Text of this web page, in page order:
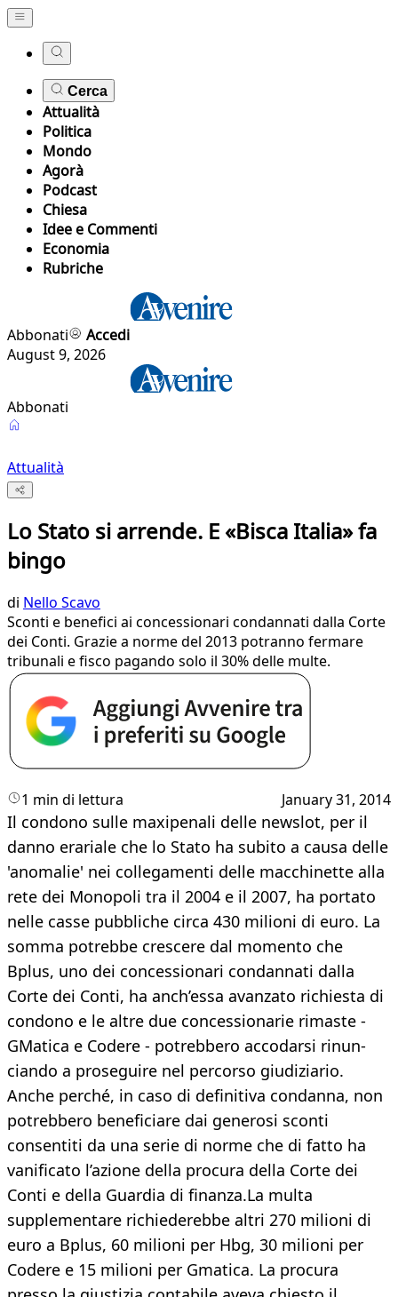
Cerca
Attualità
Politica
Mondo
Agorà
Podcast
Chiesa
Idee e Commenti
Economia
Rubriche
Abbonati
Accedi
August 9, 2026
Abbonati
Attualità
Lo Stato si arrende. E «Bisca Italia» fa
bingo
di Nello Scavo
Sconti e benefici ai concessionari condannati dalla Corte
dei Conti. Grazie a norme del 2013 potranno fermare
tribunali e fisco pagando solo il 30% delle multe.
1 min di lettura January 31, 2014
Il condono sulle maxipenali delle new­slot, per il
danno erariale che lo Stato ha subito a causa delle
'anomalie' nei col­legamenti delle macchinette alla
rete dei Monopoli tra il 2004 e il 2007, ha portato
nelle casse pubbliche circa 430 milioni di euro. La
somma potrebbe crescere dal mo­mento che
Bplus, uno dei concessionari condannati dalla
Corte dei Conti, ha an­ch’essa avanzato richiesta di
condono e le altre due concessionarie rimaste -
GMatica e Codere - potrebbero accodarsi rinun­
ciando a proseguire nel percorso giudizia­rio.
Anche perché, in caso di definitiva con­danna, non
potrebbero beneficiare dai ge­nerosi sconti
consentiti da una serie di nor­me che di fatto ha
vanificato l’azione della procura della Corte dei
Conti e della Guar­dia di finanza.La multa
supplementare richiederebbe al­tri 270 milioni di
euro a Bplus, 60 milioni per Hbg, 30 milioni per
Codere e 15 milioni per Gmatica. La procura